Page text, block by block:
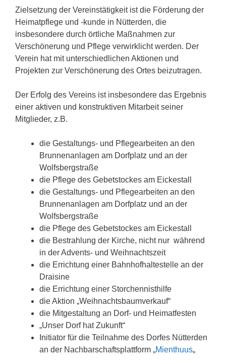
Zielsetzung der Vereinstätigkeit ist die Förderung der
Heimatpflege und -kunde in Nütterden, die
insbesondere durch örtliche Maßnahmen zur
Verschönerung und Pflege verwirklicht werden. Der
Verein hat mit unterschiedlichen Aktionen und
Projekten zur Verschönerung des Ortes beizutragen.
Der Erfolg des Vereins ist insbesondere das Ergebnis
einer aktiven und konstruktiven Mitarbeit seiner
Mitglieder, z.B.
die Gestaltungs- und Pflegearbeiten an den
Brunnenanlagen am Dorfplatz und an der
Wolfsbergstraße
die Pflege des Gebetstockes am Eickestall
die Ge­stal­tungs- und Pfle­ge­ar­bei­ten an den
Brun­nen­an­la­gen am Dorf­platz und an der
Wolfs­berg­stra­ße
die Pfle­ge des Ge­bet­sto­ckes am Ei­ckestall
die Be­strah­lung der Kir­che, nicht nur wäh­rend
in der Ad­vents- und Weih­nachts­zeit
die Er­rich­tung ei­ner Bahn­hof­hal­te­stel­le an der
Draisine
die Errichtung einer Storchennisthilfe
die Aktion „Weihnachtsbaumverkauf“
die Mit­ge­stal­tung an Dorf- und Hei­mat­fes­ten
„Unser Dorf hat Zukunft“
Initiator für die Teilnahme des Dorfes Nütterden
an der Nachbarschaftsplattform „Mienthuus„